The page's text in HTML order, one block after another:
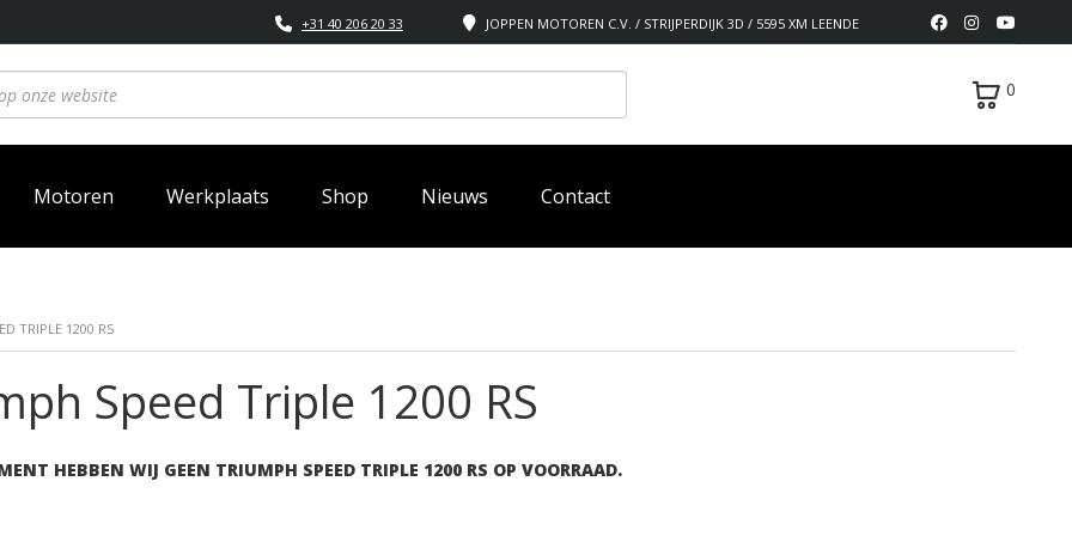
JOPPEN MOTOREN C.V. / STRIJPERDIJK 3D / 5595 XM LEENDE
+31 40 206 20 33
0
Motoren Werkplaats Shop Nieuws Contact
TRIPLE 1200 RS
Speed Triple 1200 RS
HEBBEN WIJ GEEN TRIUMPH SPEED TRIPLE 1200 RS OP VOORRAAD.